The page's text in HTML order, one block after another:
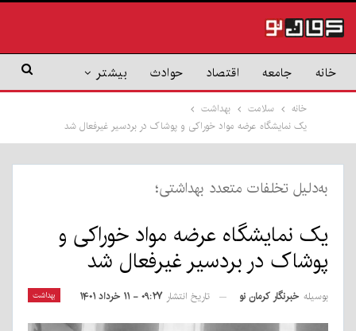
خانه جامعه اقتصاد حوادث بیشتر
خانه سلامت
بهداشت
یک نمایشگاه عرضه مواد خوراکی و پوشاک در بردسیر غیرفعال شد
به‌دلیل تخلفات متعدد بهداشتی؛
یک نمایشگاه عرضه مواد خوراکی و
پوشاک در بردسیر غیرفعال شد
بهداشت بوسیله خبرنگار کرمان نو تاریخ انتشار ۰۹:۲۷ - ۱۱ خرداد ۱۴۰۱